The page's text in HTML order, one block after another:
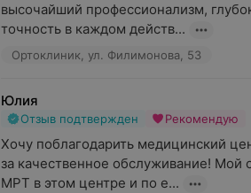
высочайший профессионализм,
точность в каждом действ...
Ортоклиник, ул. Филимонова, 53
Юлия
Отзыв подтвержден Рекомендую
Хочу поблагодарить медицинский
за качественное обслуживание! Мой
МРТ в этом центре и по е...